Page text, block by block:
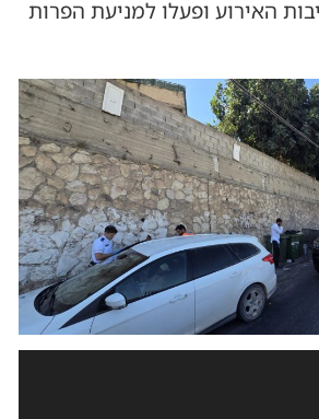
האירוע ופעלו למניעת הפרות